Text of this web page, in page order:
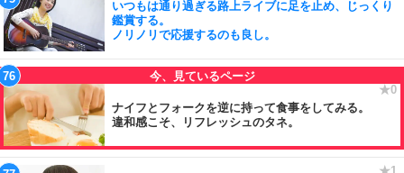
いつもは通り過ぎる路上ライブに足を止め、じっくり
鑑賞する。
ノリノリで応援するのも良し。
ナイフとフォークを逆に持って食事をしてみる。
違和感こそ、リフレッシュのタネ。